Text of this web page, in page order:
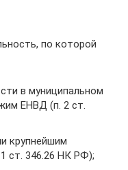
по которой
в муниципальном
ЕНВД (п. 2 ст.
крупнейшим
ст. 346.26 НК РФ);